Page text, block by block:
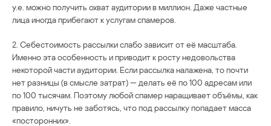
у.е. можно получить охват аудитории в миллион. Даже частные
лица иногда прибегают к услугам спамеров.
2. Себестоимость рассылки слабо зависит от её масштаба.
Именно эта особенность и приводит к росту недовольства
некоторой части аудитории. Если рассылка налажена, то почти
нет разницы (в смысле затрат) — делать её по 100 адресам или
по 100 тысячам. Поэтому любой спамер наращивает объёмы, как
правило, ничуть не заботясь, что под рассылку попадает масса
«посторонних».